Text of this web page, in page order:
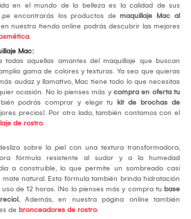
en el mundo de la belleza es la calidad de sus
encontrarás los productos de maquillaje Mac al
en nuestra tienda online podrás descubrir las mejores
.
Mac:
aquellas amantes del maquillaje que buscan
gama de colores y texturas. Ya sea que quieras
audaz y llamativo, Mac tiene todo lo que necesitas
ocasión. No lo pienses más y compra en oferta tu
podrás comprar y elegir tu kit de brochas de
precios!. Por otro lado, también contamos con el
de rostro.
sobre la piel con una textura transformadora,
fórmula resistente al sudor y a la humedad
a construible, lo que permite un sombreado casi
natural. Esta fórmula también brinda hidratación
de 12 horas. ¡No lo pienses más y compra tu base
Además, en nuestra página online también
de bronceadores de rostro.